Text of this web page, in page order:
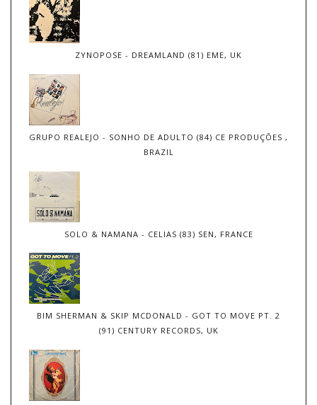
ZYNOPOSE - DREAMLAND (81) EME, UK
GRUPO REALEJO - SONHO DE ADULTO (84) CE PRODUÇÕES ,
BRAZIL
SOLO & NAMANA - CELIAS (83) SEN, FRANCE
BIM SHERMAN & SKIP MCDONALD - GOT TO MOVE PT. 2
(91) CENTURY RECORDS, UK